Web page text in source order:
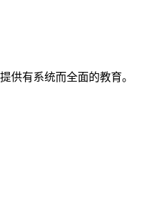
供有系统而全面的教育。